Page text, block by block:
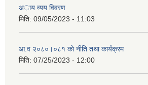
अाय व्यय विवरण
मिति: 09/05/2023 - 11:03
आ.व २०८०।०८१ काे नीति तथा कार्यक्रम
मिति: 07/25/2023 - 12:00